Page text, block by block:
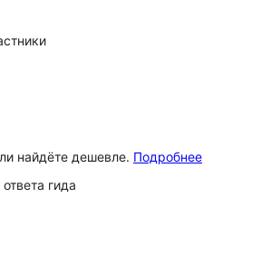
найдёте дешевле. Подробнее
гида